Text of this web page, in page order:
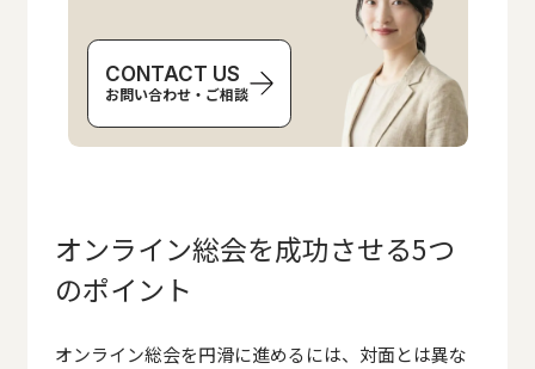
CONTACT US
お問い合わせ・ご相談
オンライン総会を成功させる5つ
のポイント
オンライン総会を円滑に進めるには、対面とは異な